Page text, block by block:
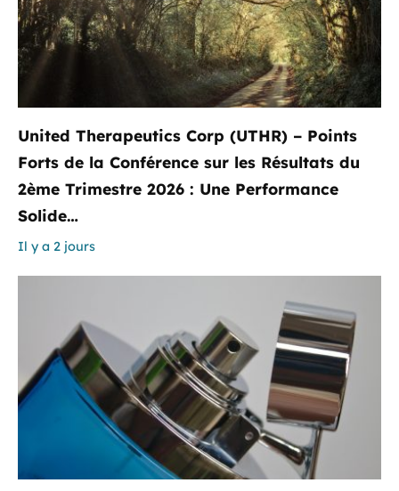
United Therapeutics Corp (UTHR) – Points
Forts de la Conférence sur les Résultats du
2ème Trimestre 2026 : Une Performance
Solide…
Il y a 2 jours